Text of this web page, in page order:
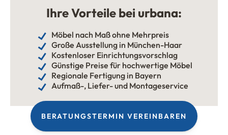
Ihre Vorteile bei urbana:
Möbel nach Maß ohne Mehrpreis
Große Ausstellung in München-Haar
Kostenloser Einrichtungsvorschlag
Günstige Preise für hochwertige Möbel
Regionale Fertigung in Bayern
Aufmaß-, Liefer- und Montageservice
BERATUNGSTERMIN VEREINBAREN